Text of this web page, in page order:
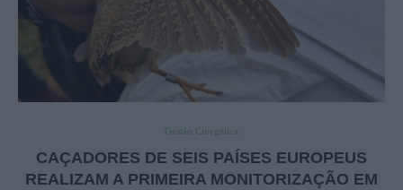
Gestão Cinegética
CAÇADORES DE SEIS PAÍSES EUROPEUS
REALIZAM A PRIMEIRA MONITORIZAÇÃO EM